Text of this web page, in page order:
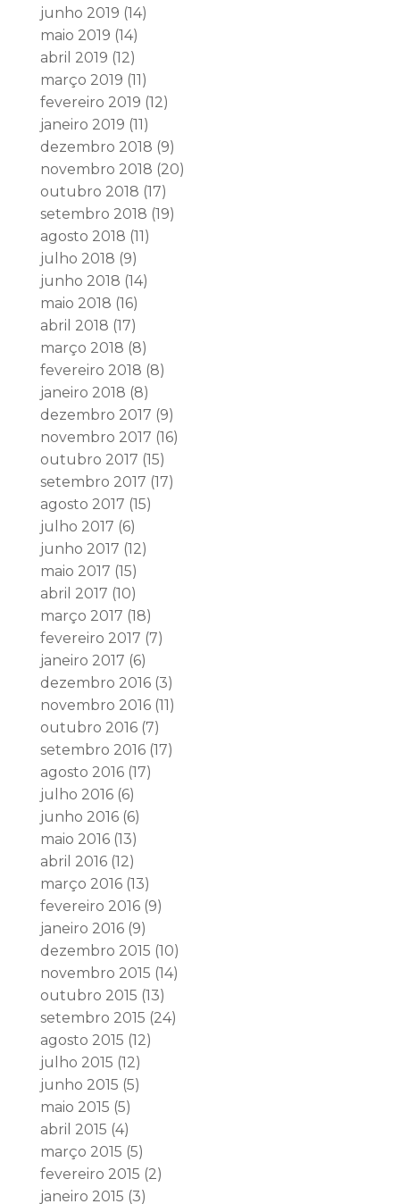
junho 2019 (14)
maio 2019 (14)
abril 2019 (12)
março 2019 (11)
fevereiro 2019 (12)
janeiro 2019 (11)
dezembro 2018 (9)
novembro 2018 (20)
outubro 2018 (17)
setembro 2018 (19)
agosto 2018 (11)
julho 2018 (9)
junho 2018 (14)
maio 2018 (16)
abril 2018 (17)
março 2018 (8)
fevereiro 2018 (8)
janeiro 2018 (8)
dezembro 2017 (9)
novembro 2017 (16)
outubro 2017 (15)
setembro 2017 (17)
agosto 2017 (15)
julho 2017 (6)
junho 2017 (12)
maio 2017 (15)
abril 2017 (10)
março 2017 (18)
fevereiro 2017 (7)
janeiro 2017 (6)
dezembro 2016(3)
novembro 2016(11)
outubro 2016(7)
setembro 2016(17)
agosto 2016(17)
julho 2016(6)
junho 2016(6)
maio 2016(13)
abril 2016(12)
março 2016(13)
fevereiro 2016(9)
janeiro 2016(9)
dezembro 2015 (10)
novembro 2015 (14)
outubro 2015 (13)
setembro 2015 (24)
agosto 2015 (12)
julho 2015 (12)
junho 2015 (5)
maio 2015 (5)
abril 2015 (4)
março 2015 (5)
fevereiro 2015 (2)
janeiro 2015 (3)